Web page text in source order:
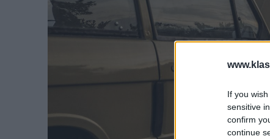
If you
sensitive
confirm
continue